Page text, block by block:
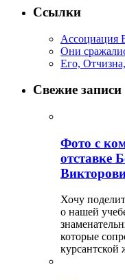
Ссылки
Они
Его,
Свежие записи
Фото с
отставке
Хочу
о нашей
которые
курсантской